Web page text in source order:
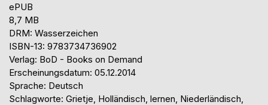
ePUB
8,7 MB
DRM: Wasserzeichen
ISBN-13: 9783734736902
Verlag: BoD - Books on Demand
Erscheinungsdatum: 05.12.2014
Sprache: Deutsch
Schlagworte: Grietje, Holländisch, lernen, Niederländisch,